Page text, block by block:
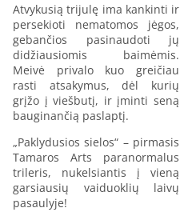
Atvykusią trijulę ima kankinti ir
persekioti nematomos jėgos,
gebančios pasinaudoti jų
didžiausiomis baimėmis.
Meivė privalo kuo greičiau
rasti atsakymus, dėl kurių
grįžo į viešbutį, ir įminti seną
bauginančią paslaptį.
„Paklydusios sielos“ – pirmasis
Tamaros Arts paranormalus
trileris, nukelsiantis į vieną
garsiausių vaiduoklių laivų
pasaulyje!